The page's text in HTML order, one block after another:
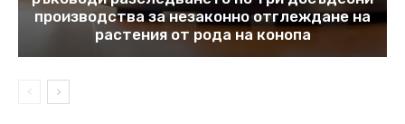
производства за незаконно отглеждане на
растения от рода на конопа